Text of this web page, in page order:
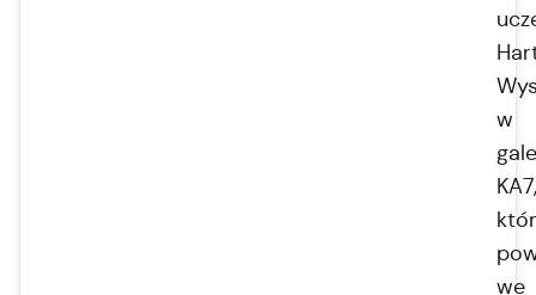
w
KA7,
we